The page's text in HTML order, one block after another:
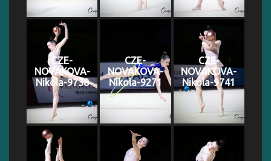
CZE-
NOVAKOVA-
Nikola-9738
CZE-
NOVAKOVA-
Nikola-9271
CZE-
NOVAKOVA-
Nikola-9741